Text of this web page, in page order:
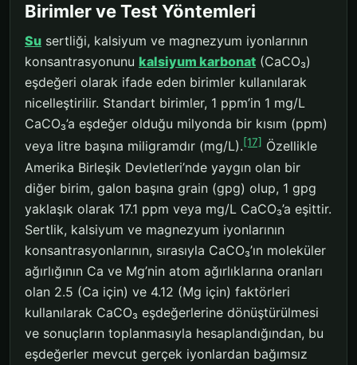
Birimler ve Test Yöntemleri
Su sertliği, kalsiyum ve magnezyum iyonlarının
konsantrasyonunu kalsiyum karbonat (CaCO₃)
eşdeğeri olarak ifade eden birimler kullanılarak
nicelleştirilir. Standart birimler, 1 ppm’in 1 mg/L
CaCO₃’a eşdeğer olduğu milyonda bir kısım (ppm)
veya litre başına miligramdır (mg/L).[17] Özellikle
Amerika Birleşik Devletleri’nde yaygın olan bir
diğer birim, galon başına grain (gpg) olup, 1 gpg
yaklaşık olarak 17.1 ppm veya mg/L CaCO₃’a eşittir.
Sertlik, kalsiyum ve magnezyum iyonlarının
konsantrasyonlarının, sırasıyla CaCO₃’ın moleküler
ağırlığının Ca ve Mg’nin atom ağırlıklarına oranları
olan 2.5 (Ca için) ve 4.12 (Mg için) faktörleri
kullanılarak CaCO₃ eşdeğerlerine dönüştürülmesi
ve sonuçların toplanmasıyla hesaplandığından, bu
eşdeğerler mevcut gerçek iyonlardan bağımsız